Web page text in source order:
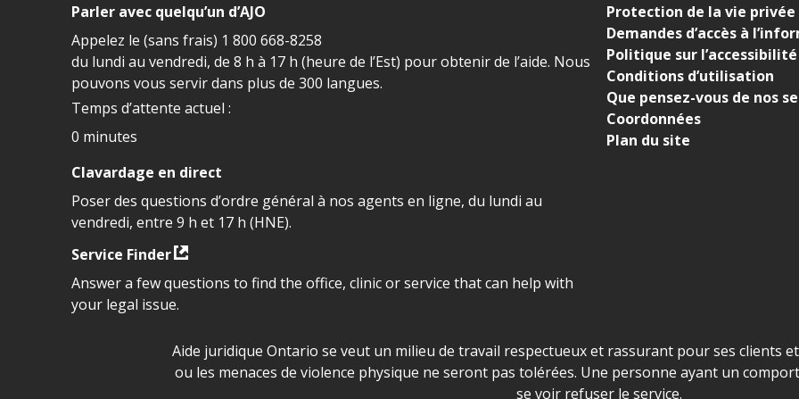
Parler avec quelqu’un d’AJO
Appelez le (sans frais) 1 800 668-8258
du lundi au vendredi, de 8 h à 17 h (heure de l’Est) pour obtenir de l’aide. Nous
pouvons vous servir dans plus de 300 langues.
Temps d’attente actuel :
0 minutes
Clavardage en direct
Poser des questions d’ordre général à nos agents en ligne, du lundi au
vendredi, entre 9 h et 17 h (HNE).
Service Finder
Answer a few questions to find the office, clinic or service that can help with
your legal issue.
Protection de la vie privée
Demandes d’accès à
Politique sur l’accessibilité
Conditions d’utilisation
Que pensez-vous de nos
Coordonnées
Plan du site
Déclaration sur la sécurité dans les locaux d'AJO.
Aide juridique Ontario se veut un milieu de travail respectueux et rassurant pour ses clients
ou les menaces de violence physique ne seront pas tolérées. Une personne ayant un
se voir refuser le service.